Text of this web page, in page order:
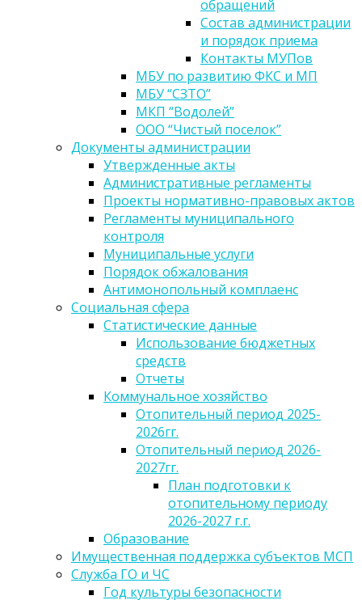
обращений
Состав администрации
и порядок приема
Контакты МУПов
МБУ по развитию ФКС и МП
МБУ “СЗТО”
МКП “Водолей”
ООО “Чистый поселок”
Документы администрации
Утвержденные акты
Административные регламенты
Проекты нормативно-правовых актов
Регламенты муниципального
контроля
Муниципальные услуги
Порядок обжалования
Антимонопольный комплаенс
Социальная сфера
Статистические данные
Использование бюджетных
средств
Отчеты
Коммунальное хозяйство
Отопительный период 2025-
2026гг.
Отопительный период 2026-
2027гг.
План подготовки к
отопительному периоду
2026-2027 г.г.
Образование
Имущественная поддержка субъектов МСП
Служба ГО и ЧС
Год культуры безопасности